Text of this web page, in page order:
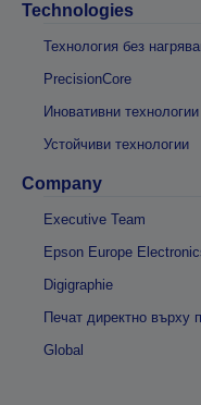
Technologies
Технология без
PrecisionCore
Иновативни технологии
Устойчиви технологии
Company
Executive Team
Epson Europe
Digigraphie
Печат директно върху
Global